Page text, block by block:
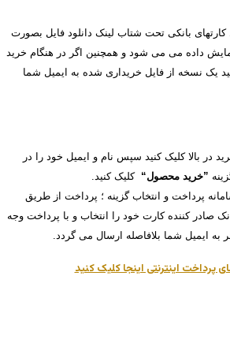
کارتهای بانکی تحت شتاب لینک دانلود فایل بصورت
داده می می شود و همچنین اگر در هنگام خرید
یک نسخه از فایل خریداری شده به ایمیل شما
در بالا کلیک کنید سپس نام و ایمیل خود را در
”خرید محصول“ کلیک کنید.
پرداخت و انتخاب گزینه ؛ پرداخت از طریق
صادر کننده کارت خود را انتخاب و با پرداخت وجه
به ایمیل شما بلافاصله ارسال می گردد.
پرداخت اینترنتی اینجا کلیک کنید